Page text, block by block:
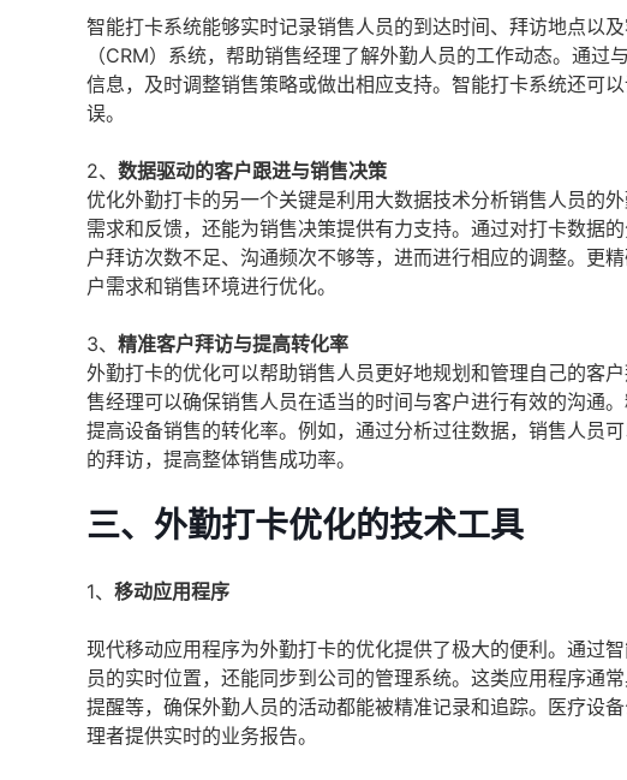
智能打卡系统能够实时记录销售人员的到达时间、拜访地点以
（CRM）系统，帮助销售经理了解外勤人员的工作动态。通
信息，及时调整销售策略或做出相应支持。智能打卡系统还可
误。
2、 数据驱动的客户跟进与销售决策
优化外勤打卡的另一个关键是利用大数据技术分析销售人员的
需求和反馈，还能为销售决策提供有力支持。通过对打卡数据
户拜访次数不足、沟通频次不够等，进而进行相应的调整。更
户需求和销售环境进行优化。
3、 精准客户拜访与提高转化率
外勤打卡的优化可以帮助销售人员更好地规划和管理自己的客
售经理可以确保销售人员在适当的时间与客户进行有效的沟通
提高设备销售的转化率。例如，通过分析过往数据，销售人员
的拜访，提高整体销售成功率。
三、外勤打卡优化的技术工具
1、 移动应用程序
现代移动应用程序为外勤打卡的优化提供了极大的便利。通过
员的实时位置，还能同步到公司的管理系统。这类应用程序通
提醒等，确保外勤人员的活动都能被精准记录和追踪。医疗设
理者提供实时的业务报告。